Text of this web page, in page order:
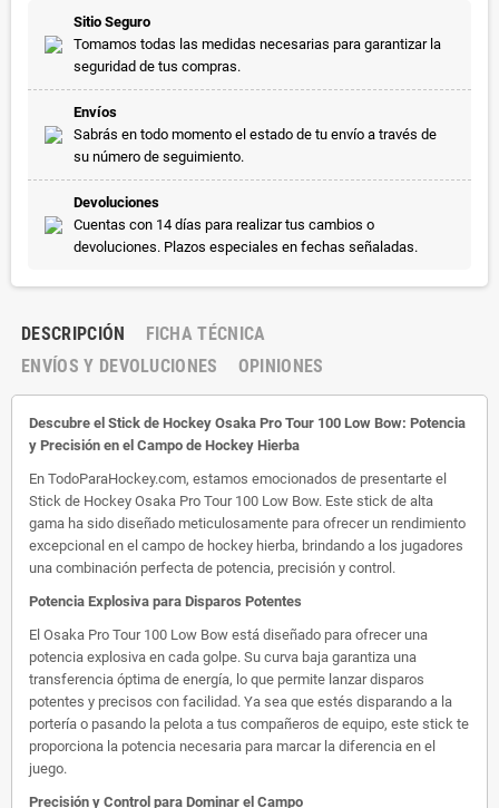
Sitio Seguro
Tomamos todas las medidas necesarias para garantizar la
seguridad de tus compras.
Envíos
Sabrás en todo momento el estado de tu envío a través de
su número de seguimiento.
Devoluciones
Cuentas con 14 días para realizar tus cambios o
devoluciones. Plazos especiales en fechas señaladas.
DESCRIPCIÓN
FICHA TÉCNICA
ENVÍOS Y DEVOLUCIONES
OPINIONES
Descubre el Stick de Hockey Osaka Pro Tour 100 Low Bow: Potencia
y Precisión en el Campo de Hockey Hierba
En TodoParaHockey.com, estamos emocionados de presentarte el
Stick de Hockey Osaka Pro Tour 100 Low Bow. Este stick de alta
gama ha sido diseñado meticulosamente para ofrecer un rendimiento
excepcional en el campo de hockey hierba, brindando a los jugadores
una combinación perfecta de potencia, precisión y control.
Potencia Explosiva para Disparos Potentes
El Osaka Pro Tour 100 Low Bow está diseñado para ofrecer una
potencia explosiva en cada golpe. Su curva baja garantiza una
transferencia óptima de energía, lo que permite lanzar disparos
potentes y precisos con facilidad. Ya sea que estés disparando a la
portería o pasando la pelota a tus compañeros de equipo, este stick te
proporciona la potencia necesaria para marcar la diferencia en el
juego.
Precisión y Control para Dominar el Campo